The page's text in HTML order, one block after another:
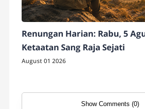
Renungan Harian: Rabu, 5
Ketaatan Sang Raja Sejati
August 01 2026
Show Comments (0)